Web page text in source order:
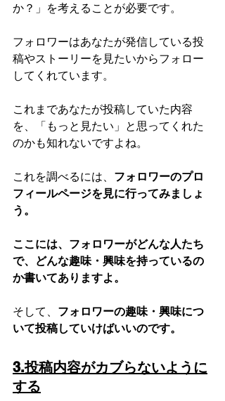
か？」を考えることが必要です。
フォロワーはあなたが発信している投
稿やストーリーを見たいからフォロー
してくれています。
これまであなたが投稿していた内容
を、「もっと見たい」と思ってくれた
のかも知れないですよね。
これを調べるには、 フォロワーのプロ
フィールページを見に行ってみましょ
う。
ここには、フォロワーがどんな人たち
で、どんな趣味・興味を持っているの
か書いてありますよ。
そして、 フォロワーの趣味・興味につ
いて投稿していけばいいのです。
3.投稿内容がカブらないように
する